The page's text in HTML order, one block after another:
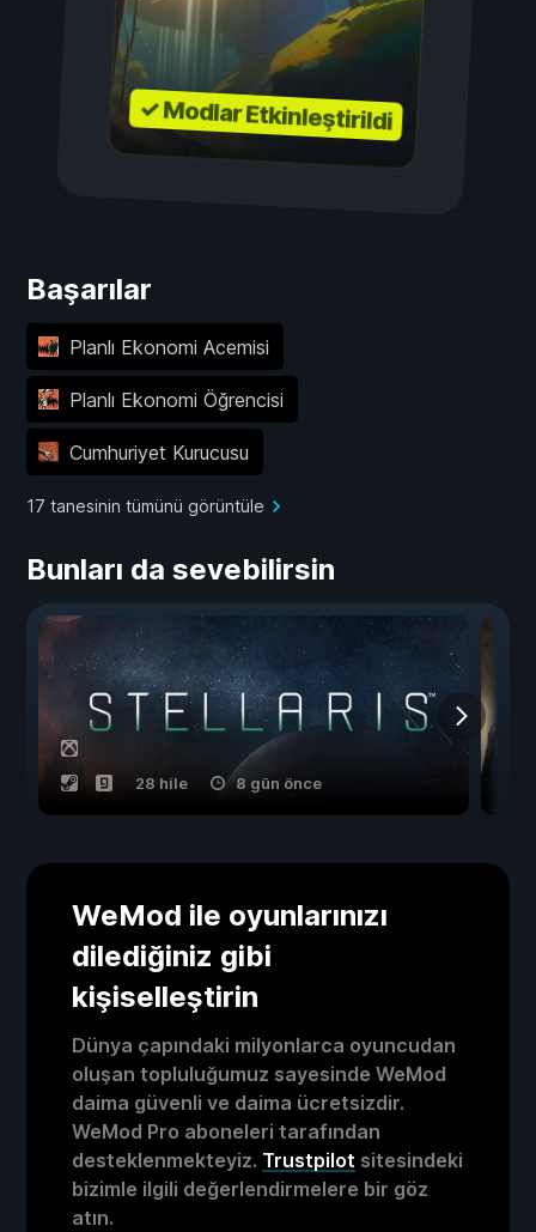
✓ Modlar Etkinleştirildi
Başarılar
Planlı Ekonomi Acemisi
Planlı Ekonomi Öğrencisi
Cumhuriyet Kurucusu
17 tanesinin tümünü görüntüle
Bunları da sevebilirsin
28 hile 8 gün önce
WeMod ile oyunlarınızı
dilediğiniz gibi
kişiselleştirin
Dünya çapındaki milyonlarca oyuncudan
oluşan topluluğumuz sayesinde WeMod
daima güvenli ve daima ücretsizdir.
WeMod Pro aboneleri tarafından
desteklenmekteyiz. Trustpilot sitesindeki
bizimle ilgili değerlendirmelere bir göz
atın.